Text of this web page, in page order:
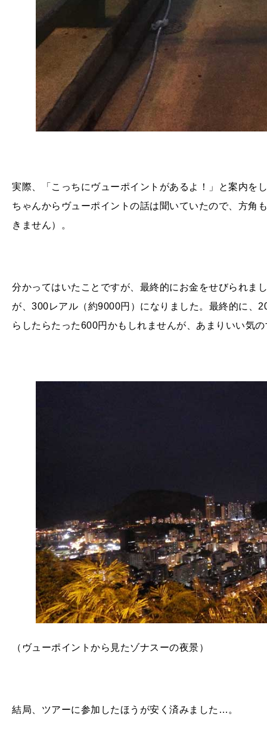
実際、「こっちにヴューポイントがあるよ！」と案内を
ちゃんからヴューポイントの話は聞いていたので、方角
きません）。
分かってはいたことですが、最終的にお金をせびられま
が、 300レアル（約9000円）になりました。最終的に、
らしたらたった600円かもしれませんが、あまりいい気
（ヴューポイントから見たゾナスーの夜景）
結局、ツアーに参加したほうが安く済みました…。